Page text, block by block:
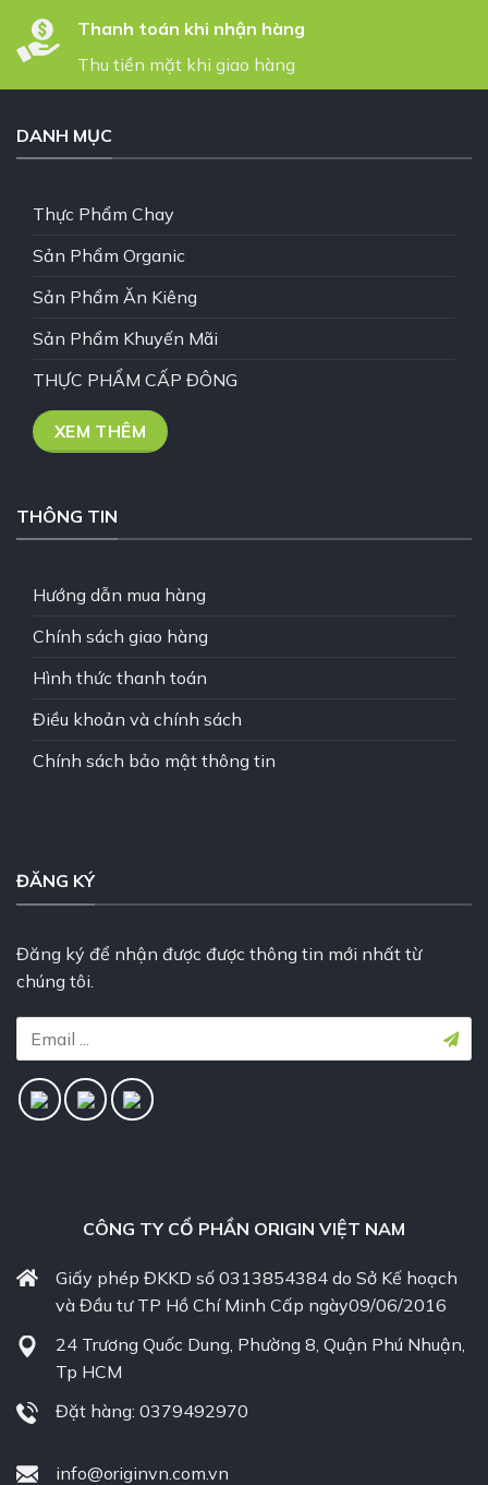
Thanh toán khi nhận hàng
Thu tiền mặt khi giao hàng
DANH MỤC
Thực Phẩm Chay
Sản Phẩm Organic
Sản Phẩm Ăn Kiêng
Sản Phẩm Khuyến Mãi
THỰC PHẨM CẤP ĐÔNG
XEM THÊM
THÔNG TIN
Hướng dẫn mua hàng
Chính sách giao hàng
Hình thức thanh toán
Điều khoản và chính sách
Chính sách bảo mật thông tin
ĐĂNG KÝ
Đăng ký để nhận được được thông tin mới nhất từ
chúng tôi.
CÔNG TY CỔ PHẦN ORIGIN VIỆT NAM
Giấy phép ĐKKD số 0313854384 do Sở Kế hoạch
và Đầu tư TP Hồ Chí Minh Cấp ngày09/06/2016
24 Trương Quốc Dung, Phường 8, Quận Phú Nhuận,
Tp HCM
Đặt hàng: 0379492970
info@originvn.com.vn